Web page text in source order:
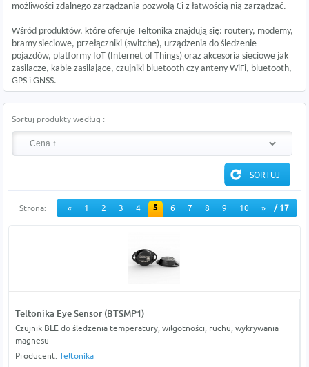
możliwości zdalnego zarządzania pozwolą Ci z łatwością nią zarządzać.
Wśród produktów, które oferuje Teltonika znajdują się: routery, modemy,
bramy sieciowe, przełączniki (switche), urządzenia do śledzenie
pojazdów, platformy IoT (Internet of Things) oraz akcesoria sieciowe jak
zasilacze, kable zasilające, czujniki bluetooth czy anteny WiFi, bluetooth,
GPS i GNSS.
Sortuj produkty według :
Strona: « 1 2 3 4 5 6 7 8 9 10 » / 17
Teltonika Eye Sensor (BTSMP1)
Czujnik BLE do śledzenia temperatury, wilgotności, ruchu, wykrywania
magnesu
Producent: Teltonika